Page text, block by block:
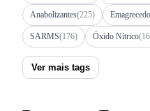
Anabolizantes(225)
SARMS(176) Óxido Nítrico
Ver mais tags